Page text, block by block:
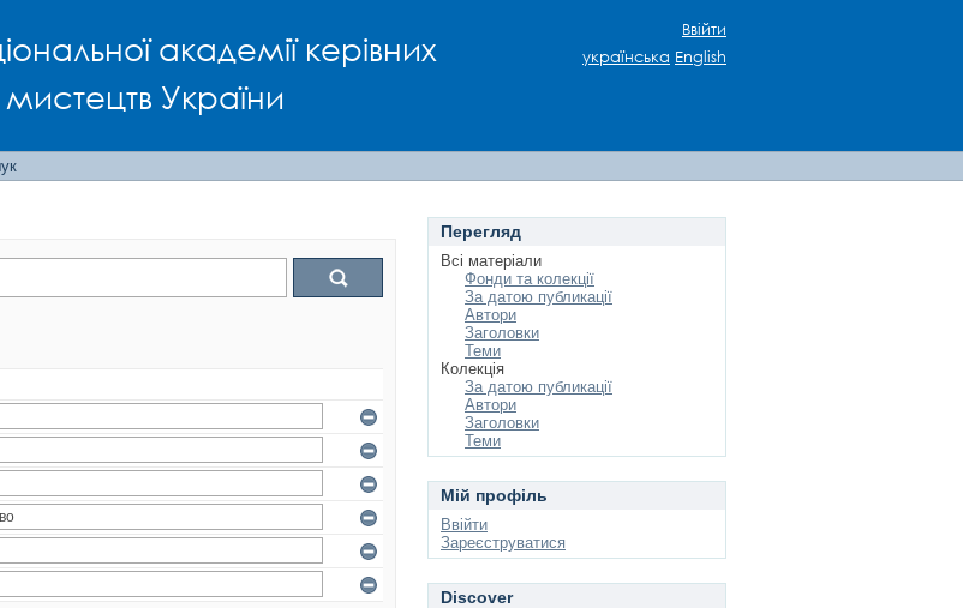
академії керівних
мистецтв України
Ввійти
українська English
Перегляд
Всі матеріали
Фонди та колекції
За датою публикації
Автори
Заголовки
Теми
Колекція
За датою публикації
Автори
Заголовки
Теми
Мій профіль
Ввійти
Зареєструватися
Discover